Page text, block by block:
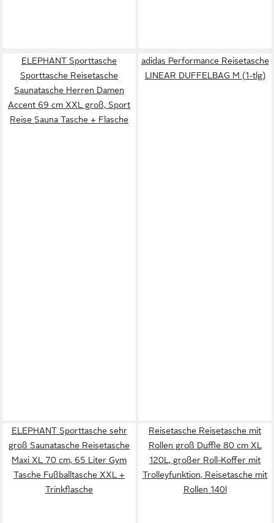
ELEPHANT Sporttasche
Sporttasche Reisetasche
Saunatasche Herren Damen
Accent 69 cm XXL groß, Sport
Reise Sauna Tasche + Flasche
adidas Performance Reisetasche
LINEAR DUFFELBAG M (1-tlg)
ELEPHANT Sporttasche sehr
groß Saunatasche Reisetasche
Maxi XL 70 cm, 65 Liter Gym
Tasche Fußballtasche XXL +
Trinkflasche
Reisetasche Reisetasche mit
Rollen groß Duffle 80 cm XL
120L, großer Roll-Koffer mit
Trolleyfunktion, Reisetasche mit
Rollen 140l